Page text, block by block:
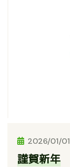
2026/01/01
謹賀新年